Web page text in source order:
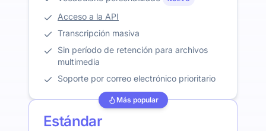
Acceso a la API
Transcripción masiva
Sin período de retención para archivos
multimedia
Soporte por correo electrónico prioritario
Más popular
Estándar